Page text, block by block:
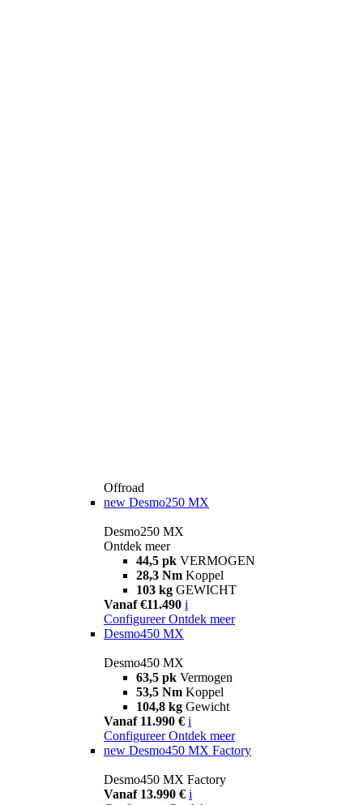
Offroad
new Desmo250 MX
Desmo250 MX
Ontdek meer
44,5 pk VERMOGEN
28,3 Nm Koppel
103 kg GEWICHT
Vanaf €11.490 i
Configureer Ontdek meer
Desmo450 MX
Desmo450 MX
63,5 pk Vermogen
53,5 Nm Koppel
104,8 kg Gewicht
Vanaf 11.990 € i
Configureer Ontdek meer
new Desmo450 MX Factory
Desmo450 MX Factory
Vanaf 13.990 € i